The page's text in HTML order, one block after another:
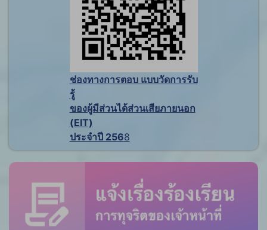
ช่องทางการตอบ แบบวัดการรับ
รู้
ของผู้มีส่วนได้ส่วนเสียภายนอก
(EIT)
ประจำปี 2568